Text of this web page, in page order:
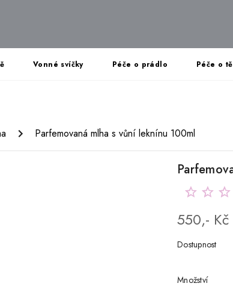
Vonné svíčky Péče o prádlo Péče o
Parfemovaná mlha s vůní leknínu 100ml
550,- Kč
Dostupnost
Množství